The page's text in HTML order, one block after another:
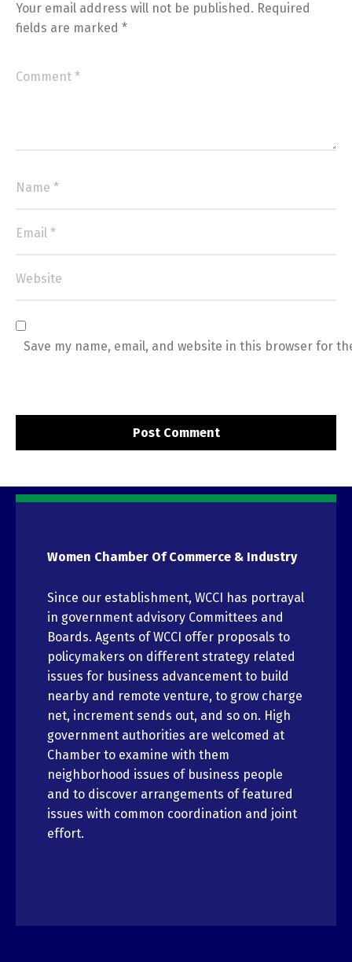
Your email address will not be published. Required
fields are marked *
Save my name, email, and website in this browser for
Women Chamber Of Commerce & Industry
Since our establishment, WCCI has portrayal
in government advisory Committees and
Boards. Agents of WCCI offer proposals to
policymakers on different strategy related
issues for business advancement to build
nearby and remote venture, to grow charge
net, increment sends out, and so on. High
government authorities are welcomed at
Chamber to examine with them
neighborhood issues of business people
and to discover arrangements of featured
issues with common coordination and joint
effort.